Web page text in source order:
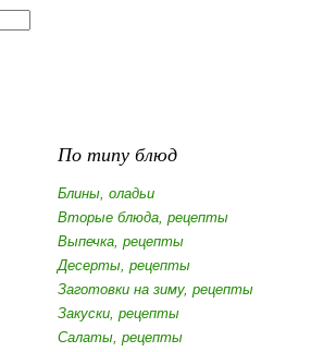
По типу блюд
Блины, оладьи
Вторые блюда, рецепты
Выпечка, рецепты
Десерты, рецепты
Заготовки на зиму, рецепты
Закуски, рецепты
Салаты, рецепты